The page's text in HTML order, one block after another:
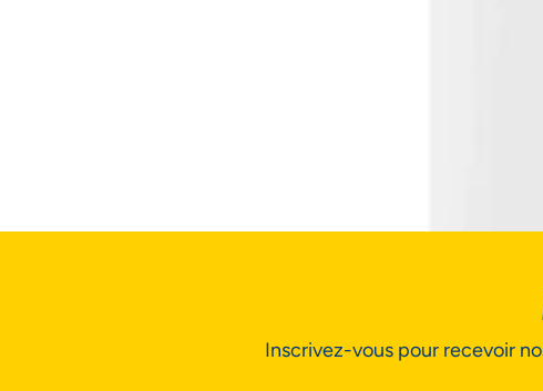
Inscrivez-vous pour recevoir
NOUS